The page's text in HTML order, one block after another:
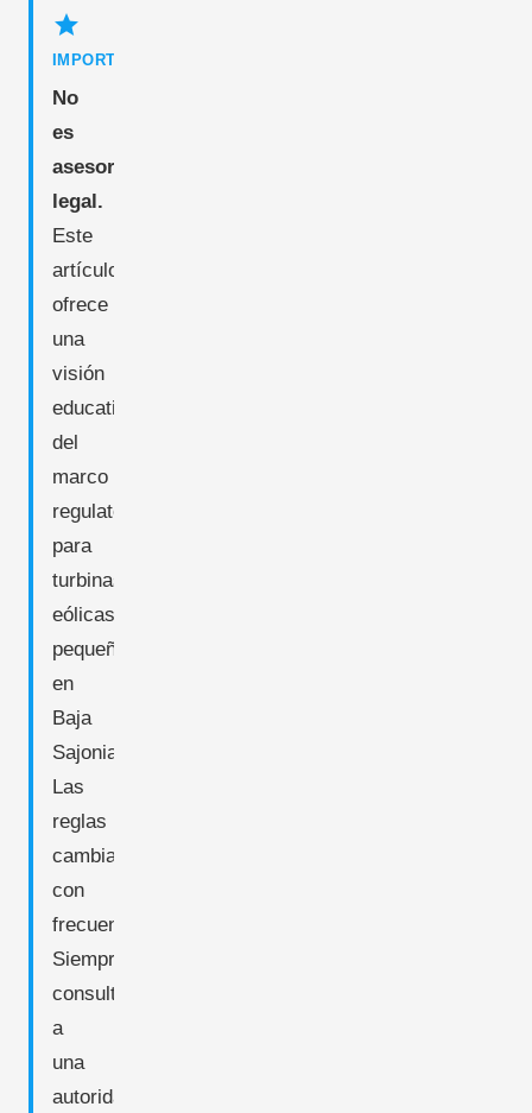
star
IMPORTANT
No
es
asesoramiento
legal.
Este
artículo
ofrece
una
visión
educativa
del
marco
regulatorio
para
turbinas
eólicas
pequeñas
en
Baja
Sajonia.
Las
reglas
cambian
con
frecuencia.
Siempre
consulte
a
una
autoridad